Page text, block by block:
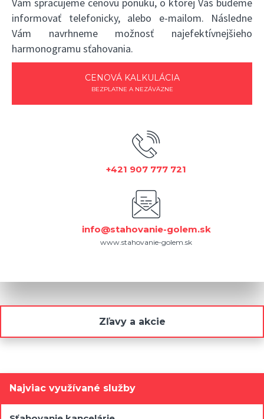
informovať telefonicky, alebo e-mailom. Následne
Vám navrhneme možnosť najefektívnejšieho
harmonogramu sťahovania.
CENOVÁ KALKULÁCIA
BEZPLATNE A NEZÁVÄZNE
+421 907 777 721
info@stahovanie-golem.sk
www.stahovanie-golem.sk
Zľavy a akcie
Najviac využívané služby